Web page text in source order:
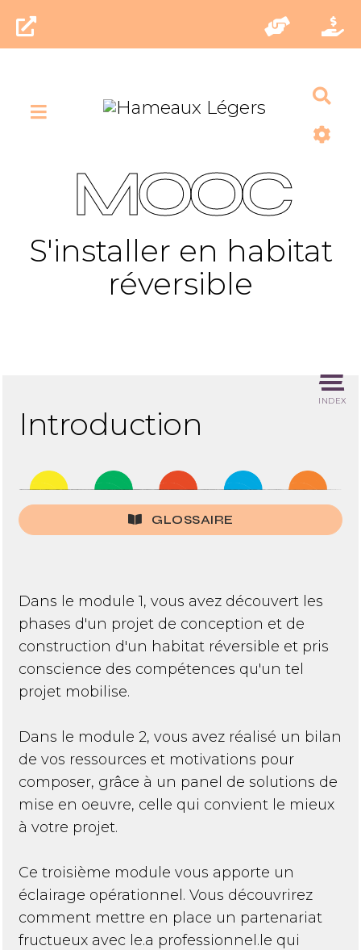
MOOC
S'installer en habitat
réversible
INDEX
Introduction
GLOSSAIRE
Dans le module 1, vous avez découvert les
phases d'un projet de conception et de
construction d'un habitat réversible et pris
conscience des compétences qu'un tel
projet mobilise.
Dans le module 2, vous avez réalisé un bilan
de vos ressources et motivations pour
composer, grâce à un panel de solutions de
mise en oeuvre, celle qui convient le mieux
à votre projet.
Ce troisième module vous apporte un
éclairage opérationnel. Vous découvrirez
comment mettre en place un partenariat
fructueux avec le.a professionnel.le qui